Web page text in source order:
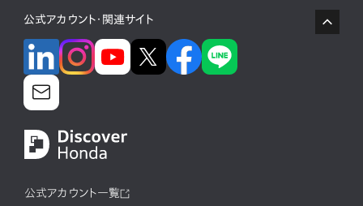
公式アカウント・関連サイト
公式アカウント一覧